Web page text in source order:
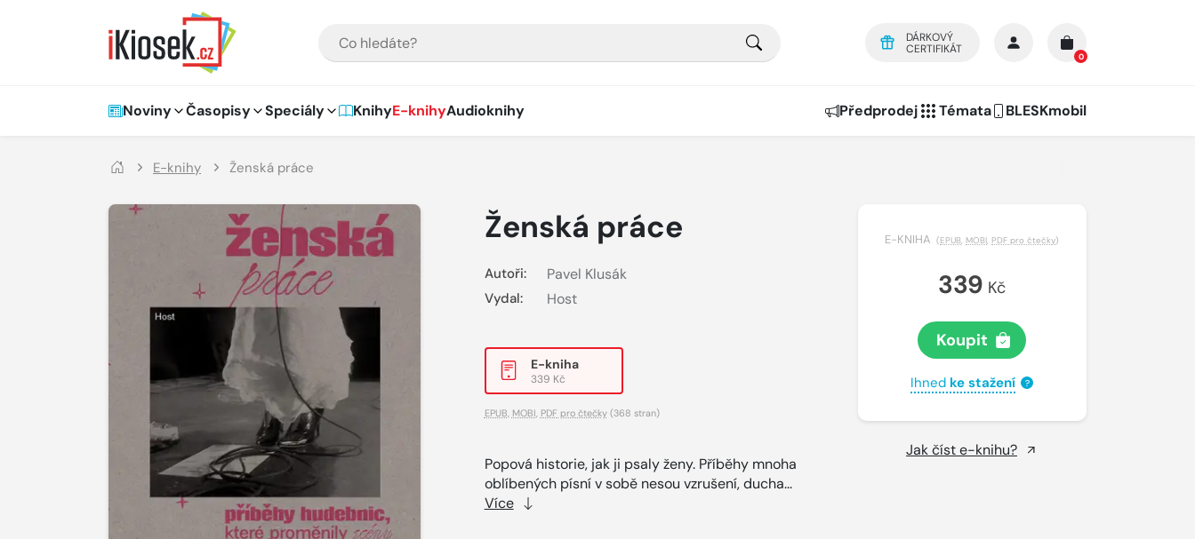
DÁRKOVÝ
CERTIFIKÁT
0
Hlavní navigace
Noviny Časopisy Speciály KnihyE-knihyAudioknihy Předprodej Témata BLESKmobil
E-knihy Ženská práce
Ženská práce
Autoři: Pavel Klusák
Vydal: Host
E-kniha
339 Kč
EPUB MOBI PDF pro čtečky(368 stran)
Popová historie, jak ji psaly ženy. Příběhy mnoha
oblíbených písní v sobě nesou vzrušení, ducha...
Více
E-KNIHA (EPUB, MOBI, PDF pro čtečky)
339 Kč
Koupit
Ihned ke stažení ?
Jak číst e-knihu?